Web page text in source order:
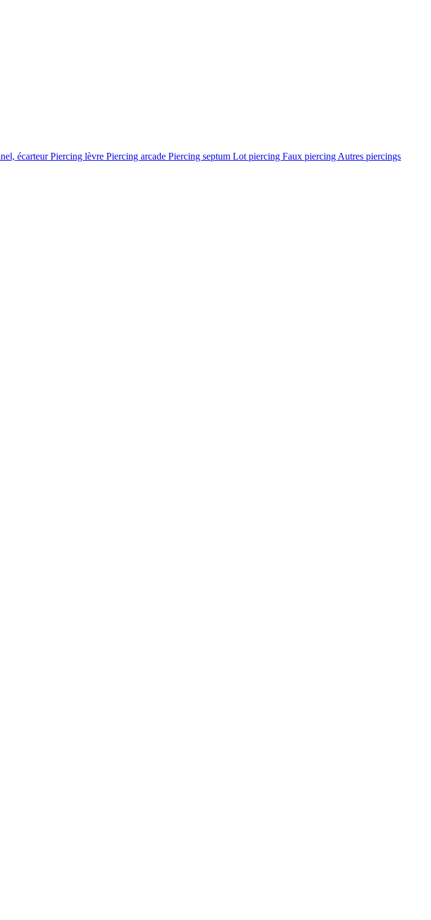
écarteurPiercing lèvre Piercing arcade Piercing septum Lot piercing Faux piercing Autres piercings